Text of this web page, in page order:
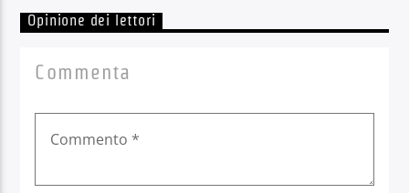
Opinione dei lettori
Commenta